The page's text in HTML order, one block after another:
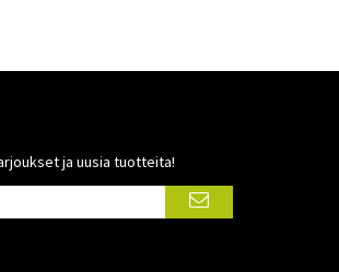
ja uusia tuotteita!